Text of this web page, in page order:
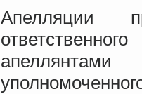
Апелляции